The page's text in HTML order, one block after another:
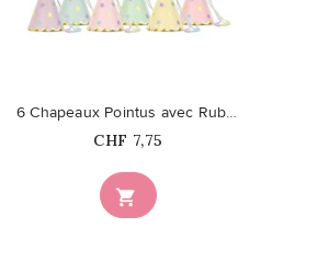
favorite_border

6 Chapeaux Pointus avec Rubans...
Prix
CHF 7,75